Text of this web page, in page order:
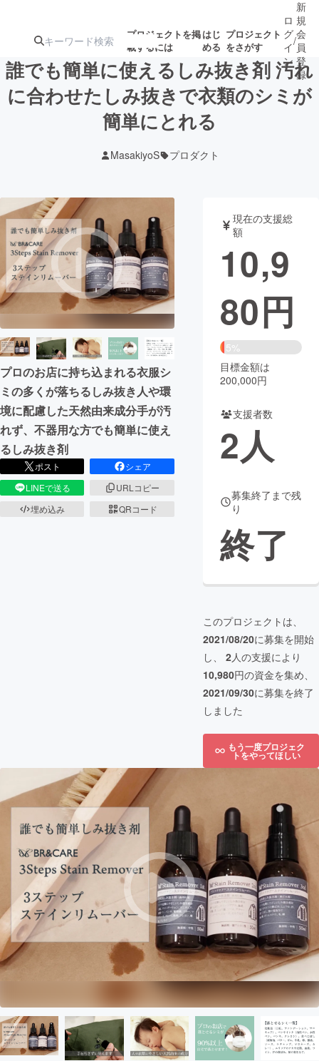
プロジェクトを掲
載するには
はじ
める
プロジェクト
をさがす
注目の新着プロ募集終了が近いプ
テクノロジー・ガジェット
映像・映画 書籍・雑誌
ビジネス・起業 チャレンジ
まちづくり・地域活性化
CAMPFIRE for Social Good
CAMPFIRE Creation
CAMPFIREふるさと納税machi-ya コミュニティ
ロ
グ
イ
ン
/
新
規
会
員
登
録
誰でも簡単に使えるしみ抜き剤 汚れ
に合わせたしみ抜きで衣類のシミが
簡単にとれる
MasakiyoS プロダクト
プロのお店に持ち込まれる衣服シ
ミの多くが落ちるしみ抜き人や環
境に配慮した天然由来成分手が汚
れず、不器用な方でも簡単に使え
るしみ抜き剤
ポスト
シェア
LINEで送る
URLコピー
埋め込み
QRコード
現在の支援総
額
10,9
80円
5%
目標金額は
200,000円
支援者数
2人
募集終了まで残
り
終了
このプロジェクトは、
2021/08/20に募集を開始
し、 2人の支援により
10,980円の資金を集め、
2021/09/30に募集を終了
しました
もう一度プロジェク
トをやってほしい